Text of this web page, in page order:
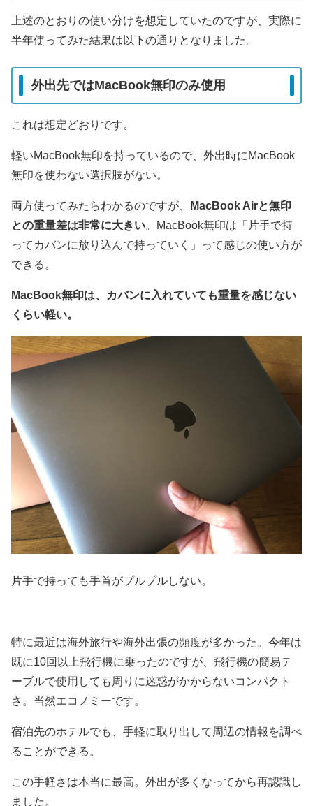
上述のとおりの使い分けを想定していたのですが、実際に
半年使ってみた結果は以下の通りとなりました。
外出先ではMacBook無印のみ使用
これは想定どおりです。
軽いMacBook無印を持っているので、外出時にMacBook
無印を使わない選択肢がない。
両方使ってみたらわかるのですが、
MacBook Airと無印
との重量差は非常に大きい。MacBook無印は「片手で持
ってカバンに放り込んで持っていく」って感じの使い方が
できる。
MacBook無印は、カバンに入れていても重量を感じない
くらい軽い。
片手で持っても手首がプルプルしない。
特に最近は海外旅行や海外出張の頻度が多かった。今年は
既に10回以上飛行機に乗ったのですが、飛行機の簡易テ
ーブルで使用しても周りに迷惑がかからないコンパクト
さ。当然エコノミーです。
宿泊先のホテルでも、手軽に取り出して周辺の情報を調べ
ることができる。
この手軽さは本当に最高。外出が多くなってから再認識し
ました。